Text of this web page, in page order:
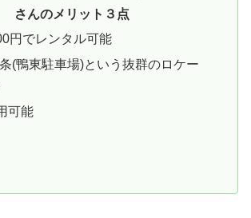
さんのメリット３点
円でレンタル可能
(鴨東駐車場)という抜群のロケー
可能